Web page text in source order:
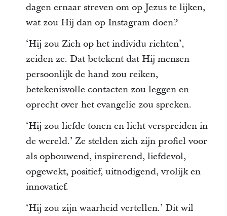
dagen ernaar streven om op Jezus te lijken,
wat zou Hij dan op Instagram doen?
‘Hij zou Zich op het individu richten’,
zeiden ze. Dat betekent dat Hij mensen
persoonlijk de hand zou reiken,
betekenisvolle contacten zou leggen en
oprecht over het evangelie zou spreken.
‘Hij zou liefde tonen en licht verspreiden in
de wereld.’ Ze stelden zich zijn profiel voor
als opbouwend, inspirerend, liefdevol,
opgewekt, positief, uitnodigend, vrolijk en
innovatief.
‘Hij zou zijn waarheid vertellen.’ Dit wil